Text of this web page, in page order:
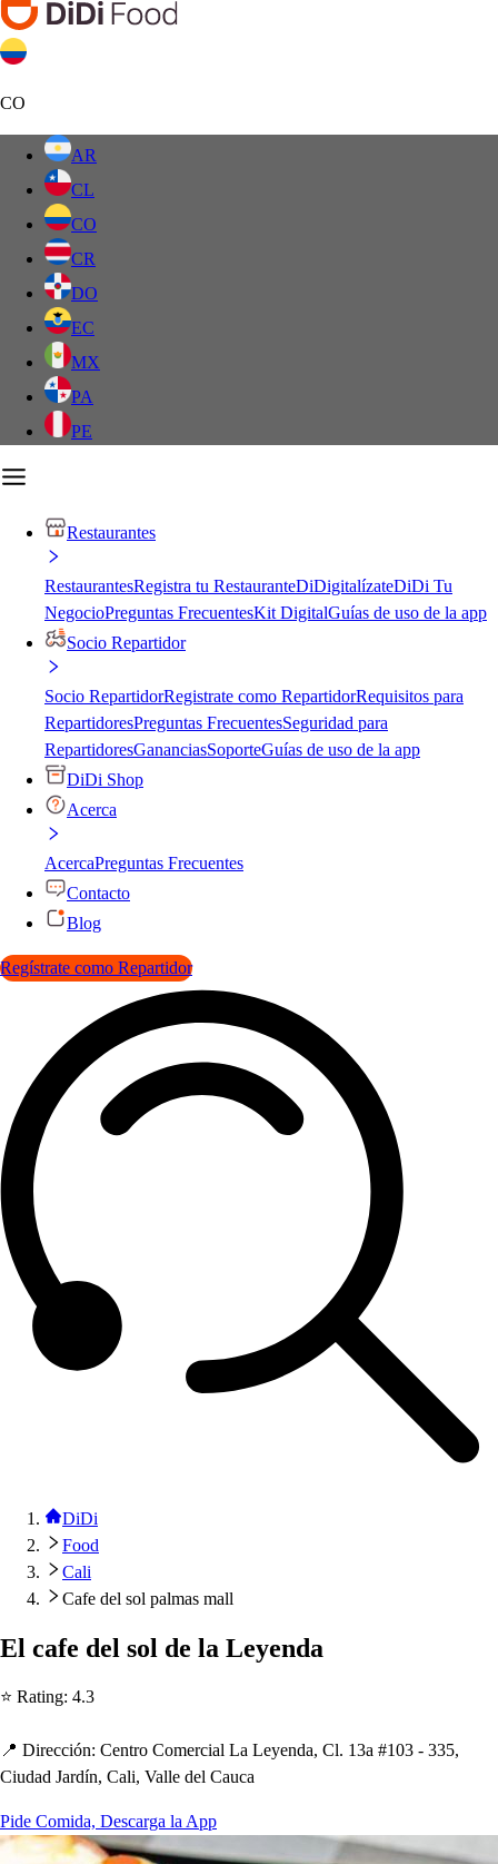
CO
AR
CL
CO
CR
DO
EC
MX
PA
PE
Restaurantes
RestaurantesRegistra tu RestauranteDiDigitalízateDiDi Tu
NegocioPreguntas FrecuentesKit DigitalGuías de uso de la app
Socio Repartidor
Socio RepartidorRegistrate como RepartidorRequisitos para
RepartidoresPreguntas FrecuentesSeguridad para
RepartidoresGananciasSoporteGuías de uso de la app
DiDi Shop
Acerca
AcercaPreguntas Frecuentes
Contacto
Blog
Regístrate como Repartidor
DiDi
Food
Cali
Cafe del sol palmas mall
El cafe del sol de la Leyenda
⭐ Rating: 4.3
📍 Dirección: Centro Comercial La Leyenda, Cl. 13a #103 - 335,
Ciudad Jardín, Cali, Valle del Cauca
Pide Comida, Descarga la App